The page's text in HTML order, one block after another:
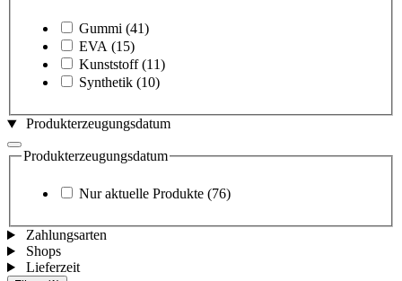
Gummi (41)
EVA (15)
Kunststoff (11)
Synthetik (10)
Produkterzeugungsdatum
Produkterzeugungsdatum
Nur aktuelle Produkte (76)
Zahlungsarten
Shops
Lieferzeit